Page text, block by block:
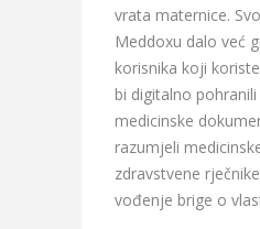
vrata maternice.
Meddoxu dalo već
korisnika koji
bi digitalno
medicinske
razumjeli
zdravstvene
vođenje brige o